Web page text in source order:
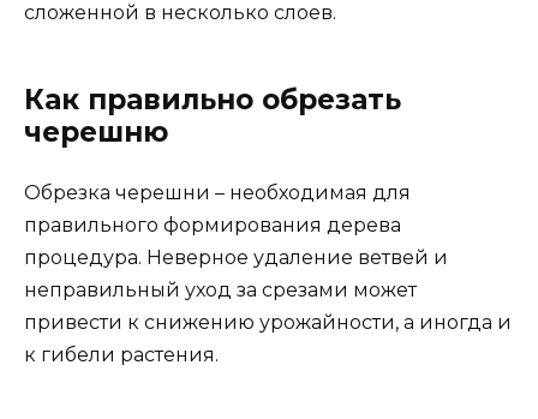
сложенной в несколько слоев.
Как правильно обрезать
черешню
Обрезка черешни – необходимая для
правильного формирования дерева
процедура. Неверное удаление ветвей и
неправильный уход за срезами может
привести к снижению урожайности, а иногда и
к гибели растения.